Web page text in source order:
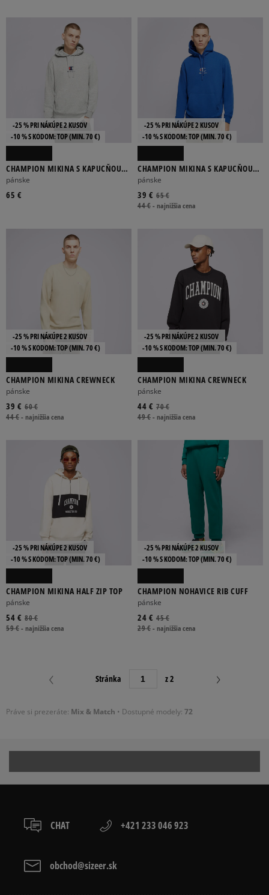
Práve si prezeráte: Mix & Match • Dostupné modely: 72
-10 % S KÓDOM: TOP (MIN. 70 €)
-25 % PRI NÁKÚPE 2 KUSOV
CHAMPION MIKINA S KAPUCŇOU
HOODED SWEATSHIRT
pánske
65 €
-10 % S KÓDOM: TOP (MIN. 70 €)
-25 % PRI NÁKÚPE 2 KUSOV
CHAMPION MIKINA S KAPUCŇOU
HOODED SWEATSHIRT
pánske
65 €
39 €
44 €-najnižšia cena
-10 % S KÓDOM: TOP (MIN. 70 €)
-25 % PRI NÁKÚPE 2 KUSOV
CHAMPION MIKINA CREWNECK
pánske
60 €
39 €
44 €-najnižšia cena
-10 % S KÓDOM: TOP (MIN. 70 €)
-25 % PRI NÁKÚPE 2 KUSOV
CHAMPION MIKINA CREWNECK
pánske
70 €
44 €
49 €-najnižšia cena
-10 % S KÓDOM: TOP (MIN. 70 €)
-25 % PRI NÁKÚPE 2 KUSOV
CHAMPION MIKINA HALF ZIP TOP
pánske
80 €
54 €
59 €-najnižšia cena
-10 % S KÓDOM: TOP (MIN. 70 €)
-25 % PRI NÁKÚPE 2 KUSOV
CHAMPION NOHAVICE RIB CUFF
pánske
45 €
24 €
29 €-najnižšia cena
Stránka z 2
CHAT +421 233 046 923
obchod@sizeer.sk